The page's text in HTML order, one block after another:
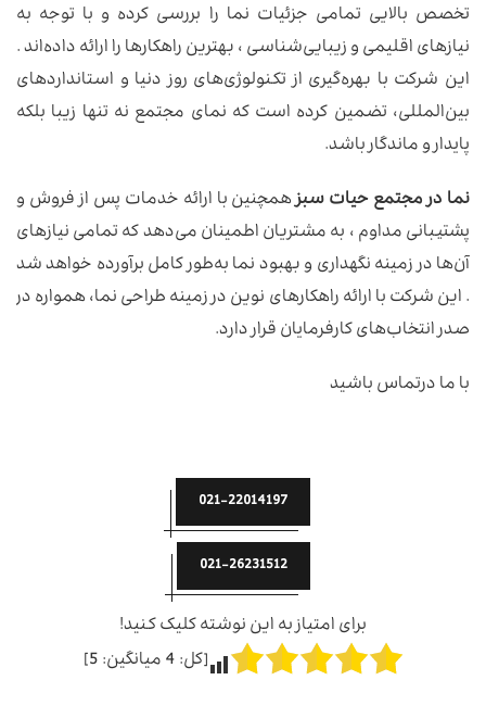
تخصص بالایی تمامی جزئیات نما را بررسی کرده و با توجه به
نیازهای اقلیمی و زیبایی‌شناسی ، بهترین راهکارها را ارائه داده‌اند .
این شرکت با بهره‌گیری از تکنولوژی‌های روز دنیا و استانداردهای
بین‌المللی، تضمین کرده است که نمای مجتمع نه تنها زیبا بلکه
پایدار و ماندگار باشد.
نما در مجتمع حیات سبزهمچنین با ارائه خدمات پس از فروش و
پشتیبانی مداوم ، به مشتریان اطمینان می‌دهد که تمامی نیازهای
آن‌ها در زمینه نگهداری و بهبود نما به‌طور کامل برآورده خواهد شد
. این شرکت با ارائه راهکارهای نوین در زمینه طراحی نما، همواره در
صدر انتخاب‌های کارفرمایان قرار دارد.
با ما درتماس باشید
021-22014197
021-26231512
برای امتیاز به این نوشته کلیک کنید!
[کل:4میانگین:5
]